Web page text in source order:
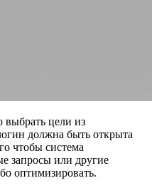
цели из
должна быть открыта
чтобы система
запросы или другие
оптимизировать.